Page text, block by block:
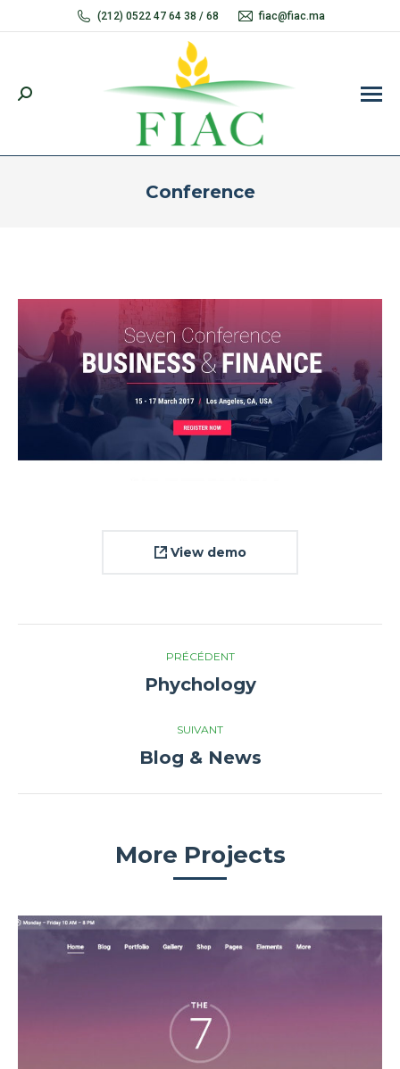
(212) 0522 47 64 38 / 68 fiac@fiac.ma
Recherche
Conference
View demo
PRÉCÉDENT
Onglet
Phychology
SUIVANT
Projets
Blog & News
More Projects